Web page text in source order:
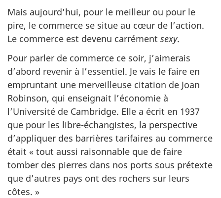
Mais aujourd’hui, pour le meilleur ou pour le
pire, le commerce se situe au cœur de l’action.
Le commerce est devenu carrément sexy.
Pour parler de commerce ce soir, j’aimerais
d’abord revenir à l’essentiel. Je vais le faire en
empruntant une merveilleuse citation de Joan
Robinson, qui enseignait l’économie à
l’Université de Cambridge. Elle a écrit en 1937
que pour les libre-échangistes, la perspective
d’appliquer des barrières tarifaires au commerce
était « tout aussi raisonnable que de faire
tomber des pierres dans nos ports sous prétexte
que d’autres pays ont des rochers sur leurs
côtes. »